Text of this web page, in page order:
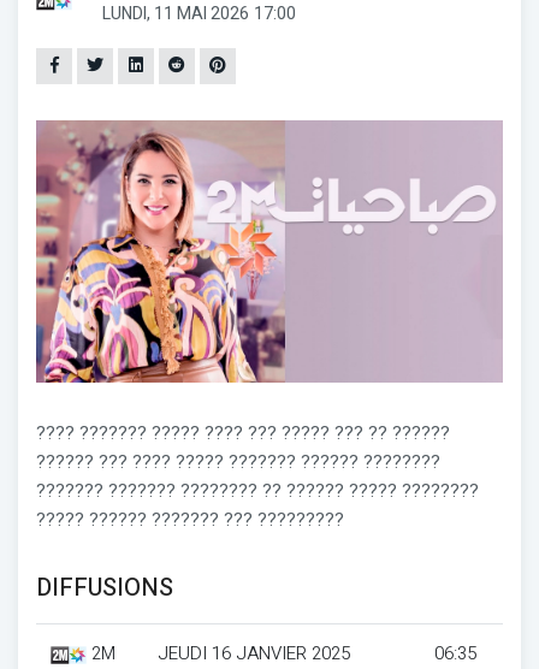
LUNDI, 11 MAI 2026 17:00
???? ??????? ????? ???? ??? ????? ??? ?? ??????
?????? ??? ???? ????? ??????? ?????? ????????
??????? ??????? ???????? ?? ?????? ????? ????????
????? ?????? ??????? ??? ?????????
DIFFUSIONS
2M JEUDI 16 JANVIER 2025 06:35